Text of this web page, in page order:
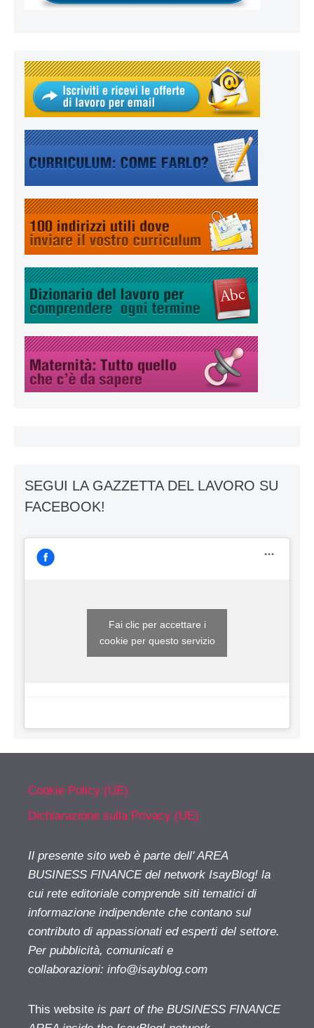
SEGUI LA GAZZETTA DEL LAVORO SU
FACEBOOK!
Fai clic per accettare i
cookie per questo servizio
Cookie Policy (UE)
Dichiarazione sulla Privacy (UE)
Il presente sito web è parte dell' AREA
BUSINESS FINANCE del network IsayBlog! la
cui rete editoriale comprende siti tematici di
informazione indipendente che contano sul
contributo di appassionati ed esperti del settore.
Per pubblicità, comunicati e
collaborazioni: info@isayblog.com
This website is part of the BUSINESS FINANCE